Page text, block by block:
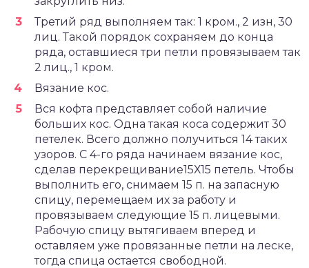
Третий ряд выполняем так: 1 кром., 2 изн, 30
лиц. Такой порядок сохраняем до конца
ряда, оставшиеся три петли провязываем так
2 лиц., 1 кром.
Вязание кос.
Вся кофта представляет собой наличие
больших кос. Одна такая коса содержит 30
петелек. Всего должно получиться 14 таких
узоров. С 4-го ряда начинаем вязание кос,
сделав перекрещивание15Х15 петель. Чтобы
выполнить его, снимаем 15 п. на запасную
спицу, перемещаем их за работу и
провязываем следующие 15 п. лицевыми.
Рабочую спицу вытягиваем вперед и
оставляем уже провязанные петли на леске,
тогда спица остается свободной.